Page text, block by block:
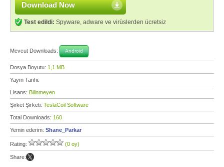
Download Now
Test edildi: Spyware, adware ve virüslerden ücretsiz
Mevcut Downloads: Android
Dosya Boyutu: 1,1 MB
Yayın Tarihi:
Lisans: Bilinmeyen
Şirket Şirketi: TeslaCoil Software
Total Downloads: 160
Yemin ederim: Shane_Parkar
Rating: (0 oy)
Share: